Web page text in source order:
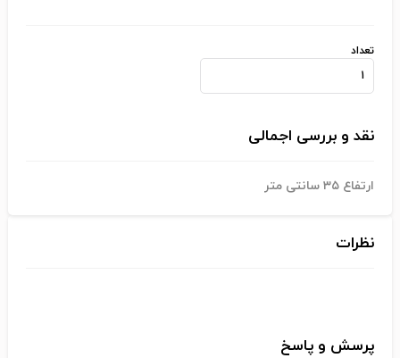
تعداد
نقد و بررسی اجمالی
ارتفاع ۳۵ سانتی متر
نظرات
پرسش و پاسخ